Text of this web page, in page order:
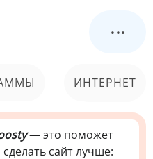
...
ИНТЕРНЕТ
СИСТЕМА
— это поможет
сайт лучше: